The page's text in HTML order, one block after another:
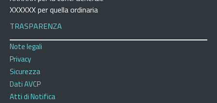
XXXXXX per quella ordinaria
TRASPARENZA
Note legali
Privacy
Sicurezza
Dati AVCP
Atti di Notifica